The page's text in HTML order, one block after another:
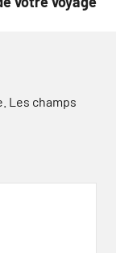
Les champs